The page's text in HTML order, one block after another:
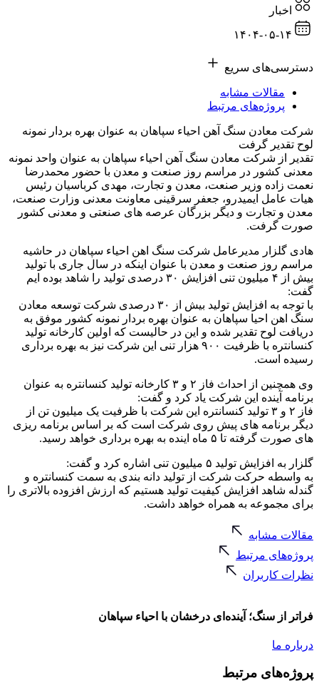
اخبار
۱۴۰۴-۰۵-۱۴
دسترسی‌های سریع
مقالات مشابه
پرو‌ژه‌های مرتبط
شرکت معادن سنگ آهن احیاء سپاهان به عنوان بهره بردار نمونه
لوح تقدیر گرفت
تقدیر از شرکت معادن سنگ آهن احیاء سپاهان به عنوان واحد نمونه
معدنی کشور در مراسم روز صنعت و معدن با حضور محمدرضا
نعمت زاده‌ وزیر صنعت،‌ معدن و تجارت،‌ مهدی کرباسیان رئیس
هیات عامل ایمیدرو،‌ جعفر سرقینی معاونت معدنی وزارت صنعت،
معدن و تجارت و دیگر بزرگان عرصه های صنعتی و معدنی کشور
صورت گرفت.
هادی گلزار مدیرعامل شرکت سنگ اهن احیاء سپاهان در حاشیه
مراسم روز صنعت و معدن با عنوان اینکه در سال جاری با تولید
بیش از ۴ میلیون تنی افزایش ۳۰ درصدی تولید را شاهد بوده ایم
گفت:
با توجه به افزایش تولید بیش از ۳۰ درصدی شرکت توسعه معادن
سنگ اهن احیا سپاهان به عنوان بهره بردار نمونه کشور موفق به
دریافت لوح تقدیر شده و این در حالیست که اولین کارخانه تولید
کنسانتره با ظرفیت ۹۰۰ هزار تنی این شرکت نیز به بهره برداری
رسیده است.
وی همچنین از احداث فاز ۲ و ۳ کارخانه تولید کنسانتره به عنوان
برنامه آینده این شرکت یاد کرد و گفت:
فاز ۲ و ۳ تولید کنسانتره این شرکت با ظرفیت یک میلیون تن از
دیگر برنامه های پیش روی شرکت است که بر اساس برنامه ریزی
های صورت گرفته تا ۵ ماه اینده به بهره برداری خواهد رسید.
گلزار به افزایش تولید ۵ میلیون تنی اشاره کرد و گفت:
به واسطه حرکت شرکت از تولید دانه بندی به سمت کنسانتره و
گندله شاهد افزایش کیفیت تولید هستیم که ارزش افزوده بالاتری را
برای مجموعه به همراه خواهد داشت.
مقالات مشابه
پرو‌ژه‌های مرتبط
نظرات کاربران
فراتر از سنگ؛ آینده‌ای درخشان با احیاء سپاهان
درباره ما
پرو‌ژه‌های مرتبط